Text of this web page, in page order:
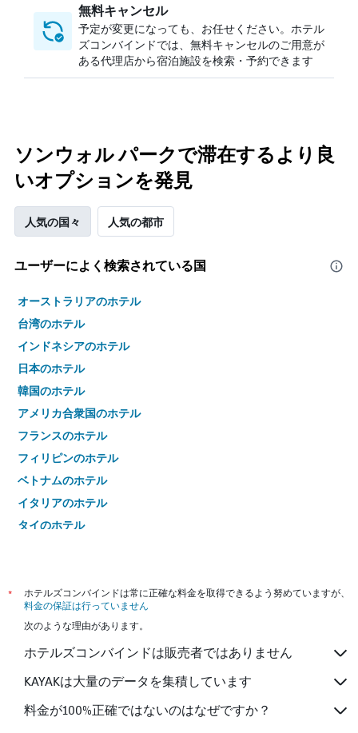
無料キャンセル
予定が変更になっても、お任せください。ホテル
ズコンバインドでは、無料キャンセルのご用意が
ある代理店から宿泊施設を検索・予約できます
ソンウォル パークで滞在するより良
いオプションを発見
人気の国々 人気の都市
ユーザーによく検索されている国
オーストラリアのホテル
台湾のホテル
インドネシアのホテル
日本のホテル
韓国のホテル
アメリカ合衆国のホテル
フランスのホテル
フィリピンのホテル
ベトナムのホテル
イタリアのホテル
タイのホテル
*
ホテルズコンバインドは常に正確な料金を取得できるよう努めていますが、
料金の保証は行っていません
次のような理由があります。
ホテルズコンバインドは販売者ではありません
KAYAKは大量のデータを集積しています
料金が100%正確ではないのはなぜですか？